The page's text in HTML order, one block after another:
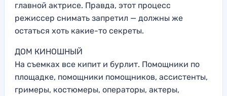
главной актрисе. Правда, этот процесс
режиссер снимать запретил — должны же
остаться хоть какие-то секреты.
ДОМ КИНОШНЫЙ
На съемках все кипит и бурлит. Помощники по
площадке, помощники помощников, ассистенты,
гримеры, костюмеры, операторы, актеры,